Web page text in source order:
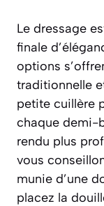
Le dressage
finale
options
traditionnelle
petite cuillère
chaque demi-
rendu plus
vous
munie d’une
placez la